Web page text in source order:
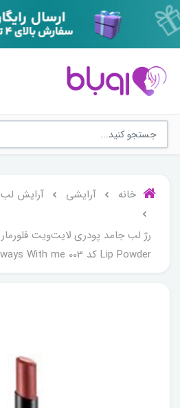
خانه آرایشی آرایش لب
Lip Powder کد 003 Always With me